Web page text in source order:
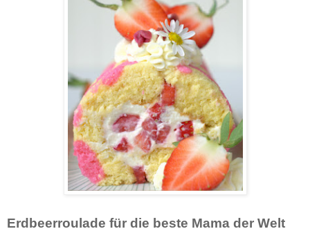
Erdbeerroulade für die beste Mama der Welt